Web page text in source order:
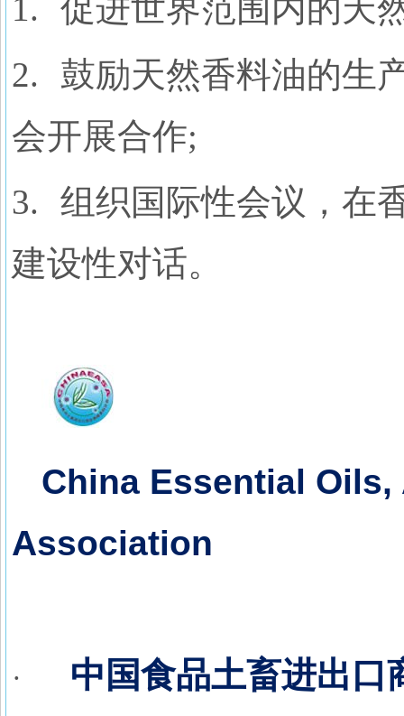
1.
促进世界范围内的天
2.
鼓励天然香料油的生
会开展合作;
3.
组织国际性会议，在
建设性对话。
China Essential Oils,
Association
·
中国食品土畜进出口